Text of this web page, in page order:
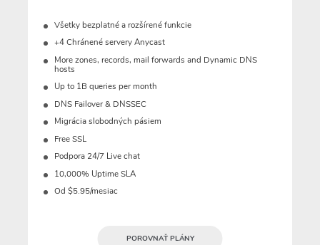
Všetky bezplatné a rozšírené funkcie
+4 Chránené servery Anycast
More zones, records, mail forwards and Dynamic DNS
hosts
Up to 1B queries per month
DNS Failover & DNSSEC
Migrácia slobodných pásiem
Free SSL
Podpora 24/7 Live chat
10,000% Uptime SLA
Od $5.95/mesiac
POROVNAŤ PLÁNY